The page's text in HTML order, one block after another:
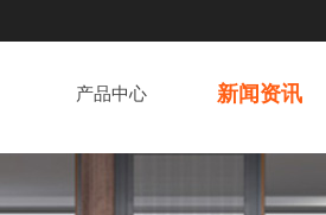
产品中心 新闻资讯